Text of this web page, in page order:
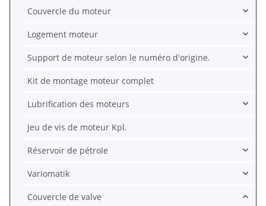
Couvercle du moteur
Logement moteur
Support de moteur selon le numéro d'origine.
Kit de montage moteur complet
Lubrification des moteurs
Jeu de vis de moteur Kpl.
Réservoir de pétrole
Variomatik
Couvercle de valve